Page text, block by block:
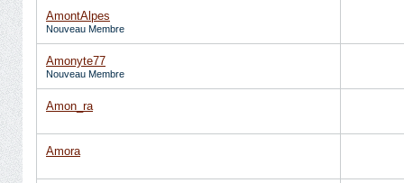
AmontAlpes
Nouveau Membre
Amonyte77
Nouveau Membre
Amon_ra
Amora